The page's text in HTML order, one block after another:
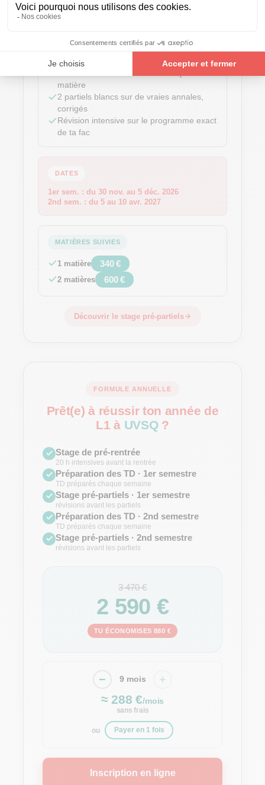
AVANT LES PARTIELS
Stage pré-partiels
matière
2 partiels blancs sur de vraies annales,
corrigés
Révision intensive sur le programme exact
de ta fac
DATES
1er sem. : du 30 nov. au 5 déc. 2026
2nd sem. : du 5 au 10 avr. 2027
MATIÈRES SUIVIES
1 matière 340 €
2 matières 600 €
Découvrir le stage pré-partiels
FORMULE ANNUELLE
Prêt(e) à réussir ton année de
L1 à UVSQ?
Stage de pré-rentrée
20 h intensives avant la rentrée
Préparation des TD · 1er semestre
TD préparés chaque semaine
Stage pré-partiels · 1er semestre
révisions avant les partiels
Préparation des TD · 2nd semestre
TD préparés chaque semaine
Stage pré-partiels · 2nd semestre
révisions avant les partiels
3 470 €
2 590 €
TU ÉCONOMISES 880 €
− 9 mois +
≈ 288 €/mois
sans frais
ou Payer en 1 fois
Inscription en ligne